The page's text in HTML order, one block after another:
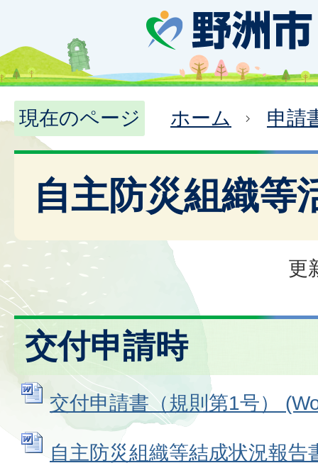
現在のページ ホーム 申請
自主防災組織等
更
交付申請時
交付申請書（規則第1号）
自主防災組織等結成状況報告